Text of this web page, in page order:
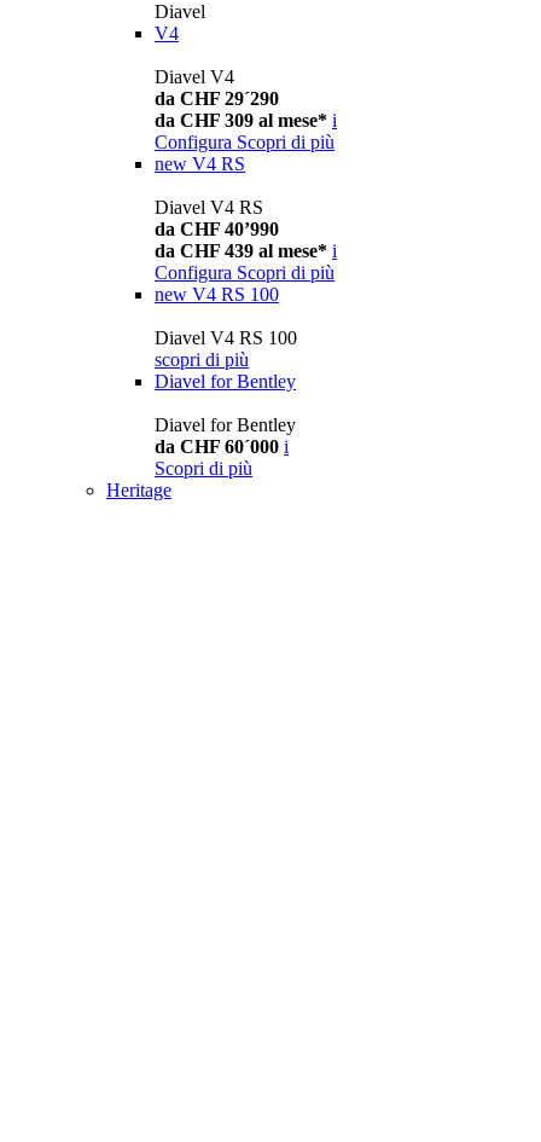
Diavel
V4
Diavel V4
da CHF 29´290
da CHF 309 al mese* i
Configura Scopri di più
new V4 RS
Diavel V4 RS
da CHF 40’990
da CHF 439 al mese* i
Configura Scopri di più
new V4 RS 100
Diavel V4 RS 100
scopri di più
Diavel for Bentley
Diavel for Bentley
da CHF 60´000 i
Scopri di più
Heritage